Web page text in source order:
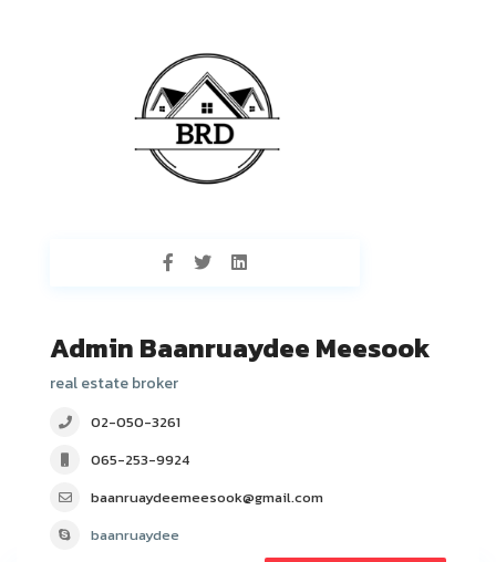
Admin Baanruaydee Meesook
real estate broker
02-050-3261
065-253-9924
baanruaydeemeesook@gmail.com
baanruaydee